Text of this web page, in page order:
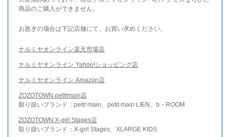
商品のご購入ができません。
お急ぎの場合は下記店舗にて、お買い求めください。
ナルミヤオンライン楽天市場店
ナルミヤオンライン Yahoo!ショッピング店
ナルミヤオンライン Amazon店
ZOZOTOWN petitmain店
取り扱いブランド：petit main、petit main LIEN、b・ROOM
ZOZOTOWN X-girl Stages店
取り扱いブランド：X-girl Stages、XLARGE KIDS